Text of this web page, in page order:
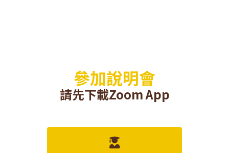
參加說明會
請先下載Zoom App